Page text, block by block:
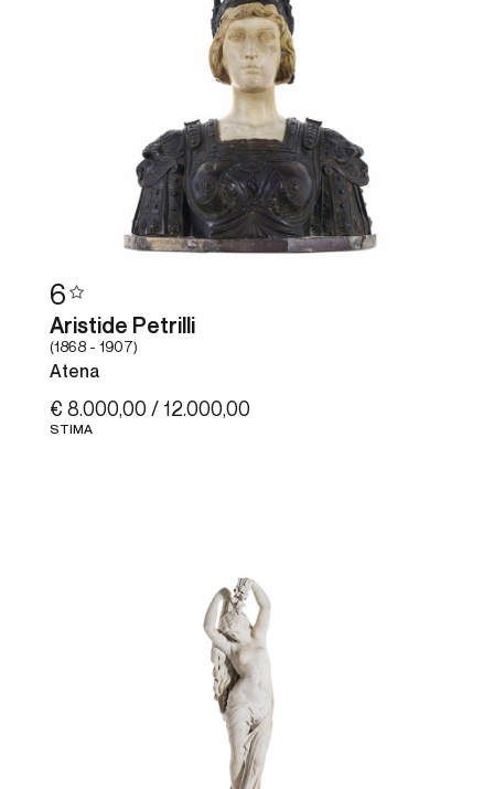
6
Aristide Petrilli
(1868 - 1907)
Atena
€ 8.000,00 / 12.000,00
STIMA